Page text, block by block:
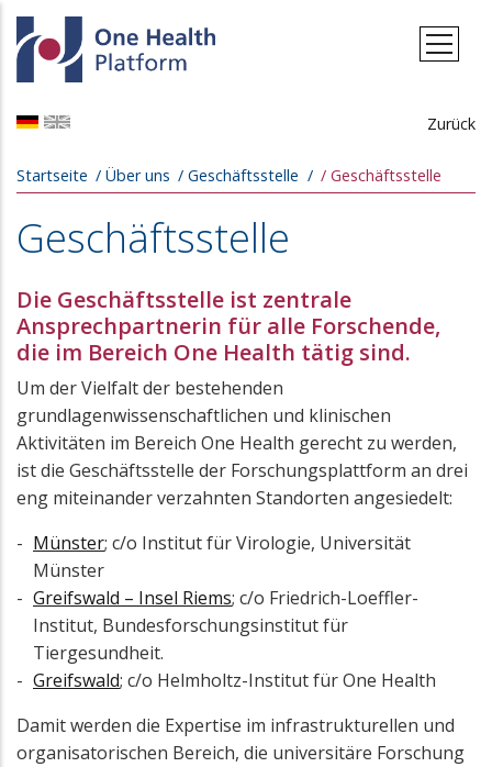
Direkt zum Inhalt
Zurück
Pfadnavigation
Startseite Über uns Geschäftsstelle Geschäftsstelle
Geschäftsstelle
Die Geschäftsstelle ist zentrale
Ansprechpartnerin für alle Forschende,
die im Bereich One Health tätig sind.
Um der Vielfalt der bestehenden
grundlagenwissenschaftlichen und klinischen
Aktivitäten im Bereich One Health gerecht zu werden,
ist die Geschäftsstelle der Forschungsplattform an drei
eng miteinander verzahnten Standorten angesiedelt:
Münster; c/o Institut für Virologie, Universität
Münster
Greifswald – Insel Riems; c/o Friedrich-Loeffler-
Institut, Bundesforschungsinstitut für
Tiergesundheit.
Greifswald; c/o Helmholtz-Institut für One Health
Damit werden die Expertise im infrastrukturellen und
organisatorischen Bereich, die universitäre Forschung